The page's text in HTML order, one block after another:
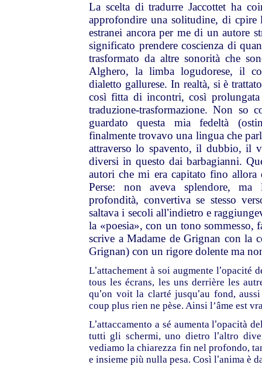
La scelta di tradurre Jaccottet ha
approfondire una solitudine, di
estranei ancora per me di un autore
significato prendere coscienza di
trasformato da altre sonorità che
Alghero, la limba logudorese, il
dialetto gallurese. In realtà, si è
così fitta di incontri, così
traduzione-trasformazione. Non so
guardato questa mia fedeltà
finalmente trovavo una lingua che
attraverso lo spavento, il dubbio, il
diversi in questo dai barbagianni.
autori che mi era capitato fino allora
Perse: non aveva splendore,
profondità, convertiva se stesso
saltava i secoli all’indietro e
la «poesia», con un tono sommesso,
scrive a Madame de Grignan con la
Grignan) con un rigore dolente ma
L’attachement à soi augmente l’opacité
tous les écrans, les uns derrière les
qu’on voit la clarté jusqu’au fond,
coup plus rien ne pèse. Ainsi l’âme est
L’attaccamento a sé aumenta l’opacità
tutti gli schermi, uno dietro l’altro
vediamo la chiarezza fin nel profondo,
e insieme più nulla pesa. Così l’anima è